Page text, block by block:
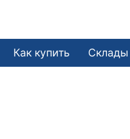
Как купить Склады